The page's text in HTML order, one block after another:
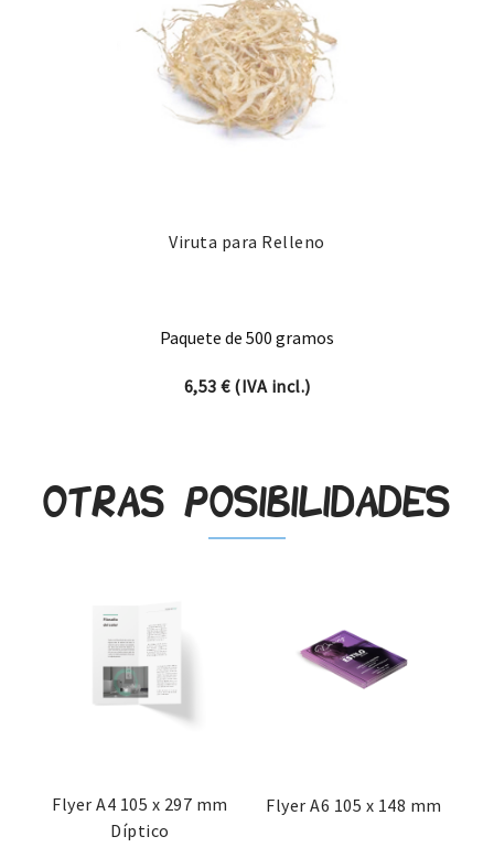
Viruta para Relleno
Paquete de 500 gramos
6,53 €(IVA incl.)
Otras posibilidades
Flyer A4 105 x 297 mm
Díptico
Flyer A6 105 x 148 mm